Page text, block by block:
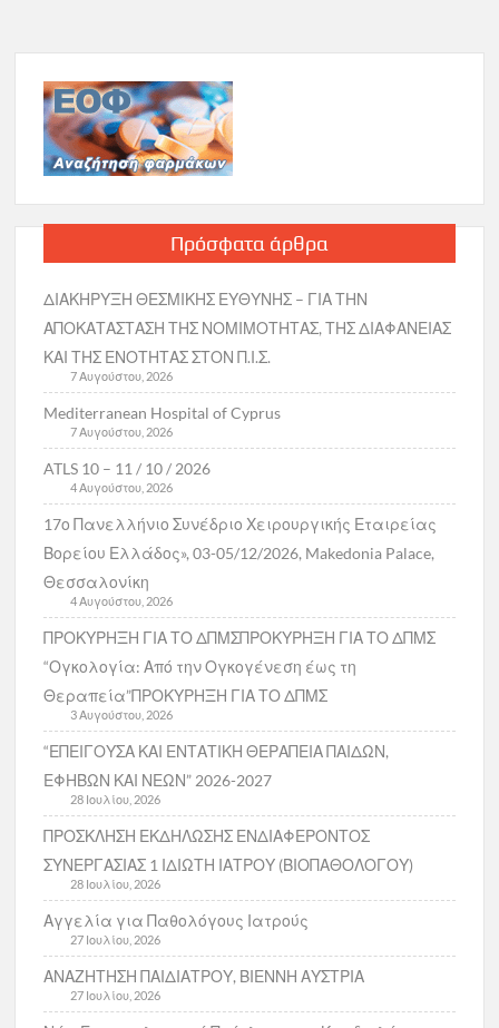
Πρόσφατα άρθρα
ΔΙΑΚΗΡΥΞΗ ΘΕΣΜΙΚΗΣ ΕΥΘΥΝΗΣ – ΓΙΑ ΤΗΝ
ΑΠΟΚΑΤΑΣΤΑΣΗ ΤΗΣ ΝΟΜΙΜΟΤΗΤΑΣ, ΤΗΣ ΔΙΑΦΑΝΕΙΑΣ
ΚΑΙ ΤΗΣ ΕΝΟΤΗΤΑΣ ΣΤΟΝ Π.Ι.Σ.
7 Αυγούστου, 2026
Mediterranean Hospital of Cyprus
7 Αυγούστου, 2026
ATLS 10 – 11 / 10 / 2026
4 Αυγούστου, 2026
17ο Πανελλήνιο Συνέδριο Χειρουργικής Εταιρείας
Βορείου Ελλάδος», 03-05/12/2026, Makedonia Palace,
Θεσσαλονίκη
4 Αυγούστου, 2026
ΠΡΟΚΥΡΗΞΗ ΓΙΑ ΤΟ ΔΠΜΣΠΡΟΚΥΡΗΞΗ ΓΙΑ ΤΟ ΔΠΜΣ
“Ογκολογία: Από την Ογκογένεση έως τη
Θεραπεία”ΠΡΟΚΥΡΗΞΗ ΓΙΑ ΤΟ ΔΠΜΣ
3 Αυγούστου, 2026
“ΕΠΕΙΓΟΥΣΑ ΚΑΙ ΕΝΤΑΤΙΚΗ ΘΕΡΑΠΕΙΑ ΠΑΙΔΩΝ,
ΕΦΗΒΩΝ ΚΑΙ ΝΕΩΝ” 2026-2027
28 Ιουλίου, 2026
ΠΡΟΣΚΛΗΣΗ ΕΚΔΗΛΩΣΗΣ ΕΝΔΙΑΦΕΡΟΝΤΟΣ
ΣΥΝΕΡΓΑΣΙΑΣ 1 ΙΔΙΩΤΗ ΙΑΤΡΟΥ (ΒΙΟΠΑΘΟΛΟΓΟΥ)
28 Ιουλίου, 2026
Αγγελία για Παθολόγους Ιατρούς
27 Ιουλίου, 2026
ΑΝΑΖΗΤΗΣΗ ΠΑΙΔΙΑΤΡΟΥ, ΒΙΕΝΝΗ ΑΥΣΤΡΙΑ
27 Ιουλίου, 2026